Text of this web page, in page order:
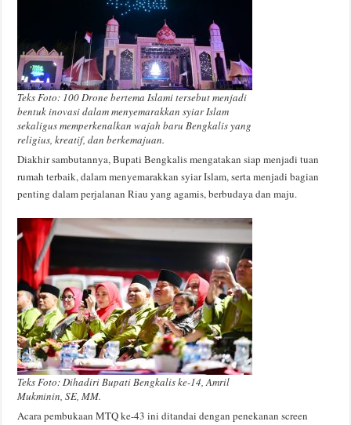
Teks Foto: 100 Drone bertema Islami tersebut menjadi
bentuk inovasi dalam menyemarakkan syiar Islam
sekaligus memperkenalkan wajah baru Bengkalis yang
religius, kreatif, dan berkemajuan.
Diakhir sambutannya, Bupati Bengkalis mengatakan siap menjadi tuan
rumah terbaik, dalam menyemarakkan syiar Islam, serta menjadi bagian
penting dalam perjalanan Riau yang agamis, berbudaya dan maju.
Teks Foto: Dihadiri Bupati Bengkalis ke-14, Amril
Mukminin, SE, MM.
Acara pembukaan MTQ ke-43 ini ditandai dengan penekanan screen